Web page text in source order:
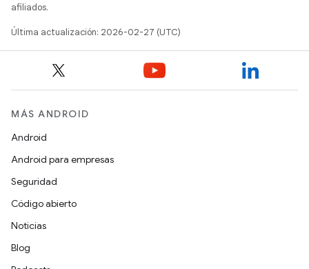
afiliados.
Última actualización: 2026-02-27 (UTC)
MÁS ANDROID
Android
Android para empresas
Seguridad
Código abierto
Noticias
Blog